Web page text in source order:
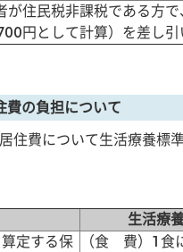
住民税非課税である方
円として計算）を差し
費の負担について
住費について生活療養標
生活療
定する保
（食 費）1食